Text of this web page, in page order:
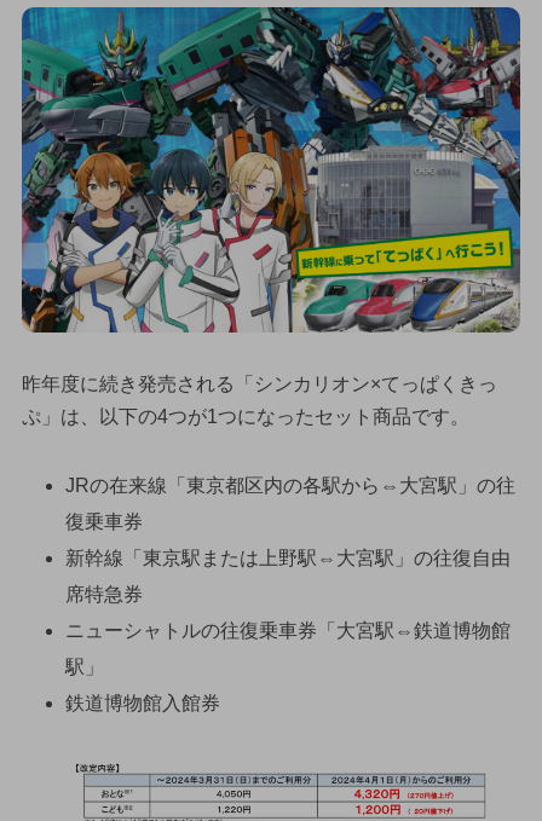
昨年度に続き発売される「シンカリオン×てっぱくきっ
ぷ」は、以下の4つが1つになったセット商品です。
JRの在来線「東京都区内の各駅から⇔大宮駅」の往
復乗車券
新幹線「東京駅または上野駅⇔大宮駅」の往復自由
席特急券
ニューシャトルの往復乗車券「大宮駅⇔鉄道博物館
駅」
鉄道博物館入館券